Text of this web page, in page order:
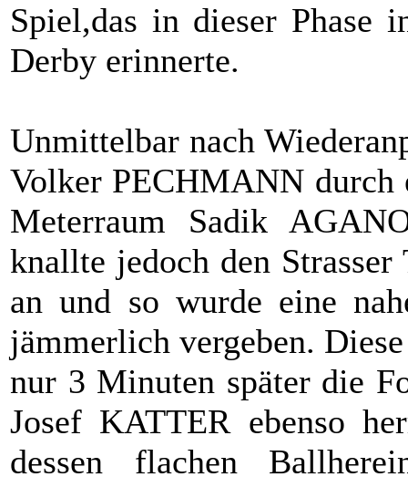
Spiel,das in dieser Phase
Derby erinnerte.
Unmittelbar nach
Volker PECHMANN durch
Meterraum Sadik
knallte jedoch den
an und so wurde eine
jämmerlich vergeben.
nur 3 Minuten später die
Josef KATTER ebenso
dessen flachen